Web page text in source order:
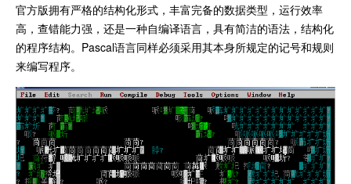
官方版拥有严格的结构化形式，丰富完备的数据类型，运行效率
高，查错能力强，还是一种自编译语言，具有简洁的语法，结构化
的程序结构。Pascal语言同样必须采用其本身所规定的记号和规则
来编写程序。